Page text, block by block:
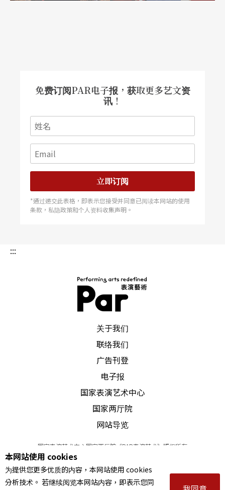
联系起来，并使剧场更容易获得。
* 倾听新的声音意味著包括更多不同的剧场工作
者，他们将为挑战带来新的视角。
本指南建立在自由工作者、建筑、专家和组织的专
业知识之上。剧场工作者共同为绿皮书带来的合作
和相互尊重是永续工作的关键——在任何意义上都是
如此。
免费订阅PAR电子报，获取更多艺文资
讯！
立即订阅
*通过递交此表格，即表示您接受并同意已阅读本网站的使用
条款，私隐政策和个人资料收集声明。
:::
关于我们
联络我们
广告刊登
电子报
国家表演艺术中心
国家两厅院
网站导览
国家表演艺术中心国家两厅院《PAR表演艺术》版权所有
© 2022Performing arts redefined. All Rights Reserved
统一编号 Tax Id number 00973926
本站所提供相关演出资讯，如有异动应以主办单位公告为准。
本网站使用 cookies
为提供您更多优质的内容，本网站使用 cookies
分析技术。 若继续阅览本网站内容，即表示您同